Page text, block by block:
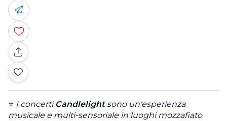
⭐ I concerti Candlelightsono un'esperienza
musicale e multi-sensoriale in luoghi mozzafiato